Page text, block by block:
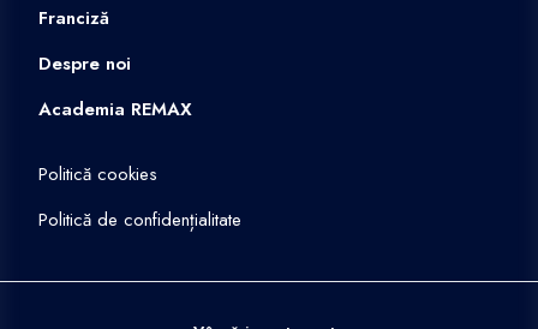
Franciză
Despre noi
Academia REMAX
Politică cookies
Politică de confidențialitate